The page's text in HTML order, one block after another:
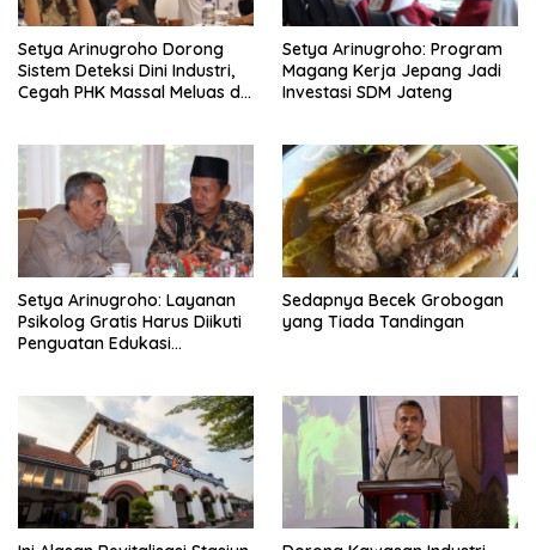
i
o
n
Setya Arinugroho Dorong
Sistem Deteksi Dini Industri,
Cegah PHK Massal Meluas di
Setya Arinugroho: Program
Magang Kerja Jepang Jadi
Investasi SDM Jateng
Setya Arinugroho: Layanan
Psikolog Gratis Harus Diikuti
Penguatan Edukasi
Sedapnya Becek Grobogan
yang Tiada Tandingan